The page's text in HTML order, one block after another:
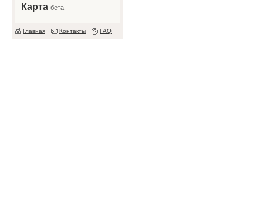
Карта бета
Главная Контакты FAQ